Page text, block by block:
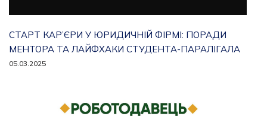
СТАРТ КАР’ЄРИ У ЮРИДИЧНІЙ ФІРМІ: ПОРАДИ
МЕНТОРА ТА ЛАЙФХАКИ СТУДЕНТА-ПАРАЛІГАЛА
05.03.2025